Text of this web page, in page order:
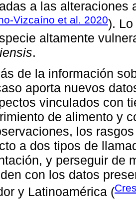
a las alteraciones
Vizcaíno et al. 2020).
altamente
.
de la información
aporta nuevos
vinculados con
de alimento y
los
a dos tipos de
y perseguir de
con los datos
y Latinoamérica (